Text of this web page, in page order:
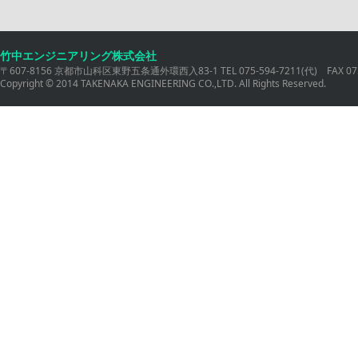
竹中エンジニアリング株式会社
〒607-8156 京都市山科区東野五条通外環西入83-1 TEL 075-594-7211(代) FAX
Copyright © 2014 TAKENAKA ENGINEERING CO.,LTD. All Rights Reserved.